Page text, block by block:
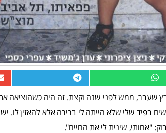
שעבר, ממש לפני שנה וקצת. זה היה כשהוציאה את
בפיד שלי שלא הייתה לי ברירה אלא להאזין לו.
"אחותי, שינית לי את החיים".